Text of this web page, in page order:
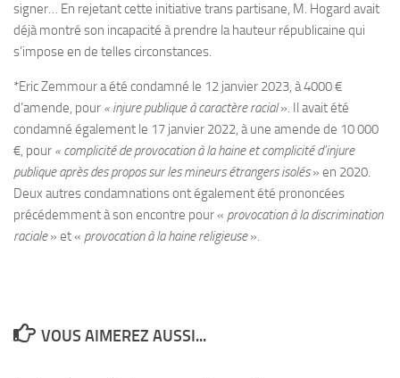
signer… En rejetant cette initiative trans partisane, M. Hogard avait
déjà montré son incapacité à prendre la hauteur républicaine qui
s’impose en de telles circonstances.
*Eric Zemmour a été condamné le 12 janvier 2023, à 4000 €
d’amende, pour « injure publique à caractère racial». Il avait été
condamné également le 17 janvier 2022, à une amende de 10 000
€, pour « complicité de provocation à la haine et complicité d’injure
publique après des propos sur les mineurs étrangers isolés» en 2020.
Deux autres condamnations ont également été prononcées
précédemment à son encontre pour « provocation à la discrimination
raciale» et « provocation à la haine religieuse».
VOUS AIMEREZ AUSSI...